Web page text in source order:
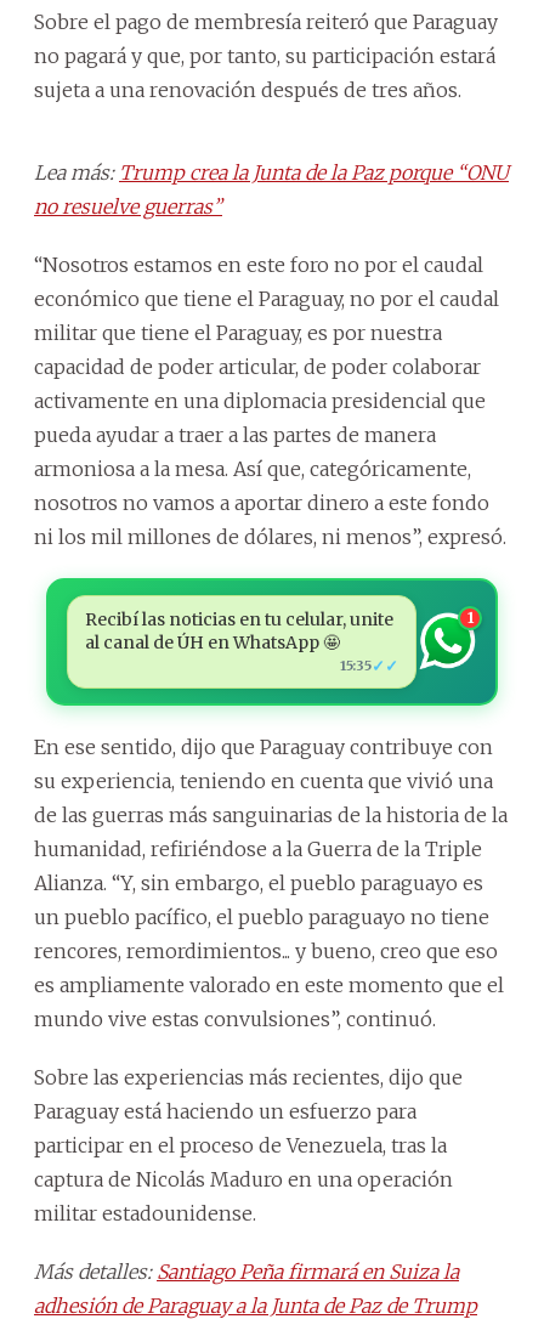
Sobre el pago de membresía reiteró que Paraguay
no pagará y que, por tanto, su participación estará
sujeta a una renovación después de tres años.
Lea más: Trump crea la Junta de la Paz porque “ONU
no resuelve guerras”
“Nosotros estamos en este foro no por el caudal
económico que tiene el Paraguay, no por el caudal
militar que tiene el Paraguay, es por nuestra
capacidad de poder articular, de poder colaborar
activamente en una diplomacia presidencial que
pueda ayudar a traer a las partes de manera
armoniosa a la mesa. Así que, categóricamente,
nosotros no vamos a aportar dinero a este fondo
ni los mil millones de dólares, ni menos”, expresó.
Recibí las noticias en tu celular, unite
al canal de ÚH en WhatsApp 🤩
15:35✓✓
1
En ese sentido, dijo que Paraguay contribuye con
su experiencia, teniendo en cuenta que vivió una
de las guerras más sanguinarias de la historia de la
humanidad, refiriéndose a la Guerra de la Triple
Alianza. “Y, sin embargo, el pueblo paraguayo es
un pueblo pacífico, el pueblo paraguayo no tiene
rencores, remordimientos... y bueno, creo que eso
es ampliamente valorado en este momento que el
mundo vive estas convulsiones”, continuó.
Sobre las experiencias más recientes, dijo que
Paraguay está haciendo un esfuerzo para
participar en el proceso de Venezuela, tras la
captura de Nicolás Maduro en una operación
militar estadounidense.
Más detalles: Santiago Peña firmará en Suiza la
adhesión de Paraguay a la Junta de Paz de Trump